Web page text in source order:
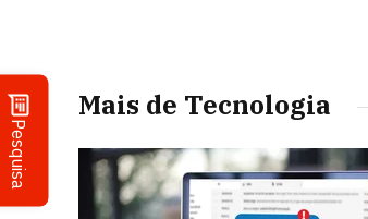
Pesquisa
Mais de Tecnologia